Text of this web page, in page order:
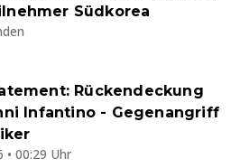
Südkorea
Rückendeckung
Infantino - Gegenangriff
• 00:29 Uhr